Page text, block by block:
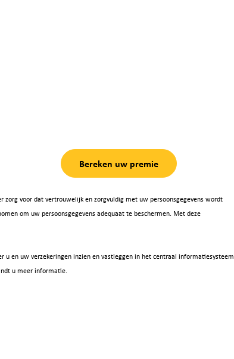
Bereken uw premie
zorg voor dat vertrouwelijk en zorgvuldig met uw persoonsgegevens wordt
om uw persoonsgegevens adequaat te beschermen. Met deze
en uw verzekeringen inzien en vastleggen in het centraal informatiesysteem
u meer informatie.